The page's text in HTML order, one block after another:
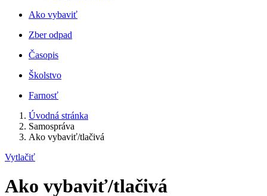
Ako vybaviť
Zber odpad
Časopis
Školstvo
Farnosť
Úvodná stránka
Samospráva
Ako vybaviť/tlačivá
Vytlačiť
Ako vybaviť/tlačivá